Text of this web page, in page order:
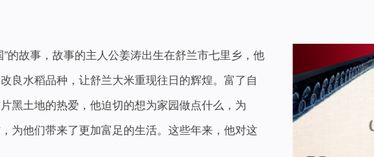
”的故事，故事的主人公姜涛出生在舒兰市七里乡，他
良水稻品种，让舒兰大米重现往日的辉煌。富了自
黑土地的热爱，他迫切的想为家园做点什么，为
为他们带来了更加富足的生活。这些年来，他对这